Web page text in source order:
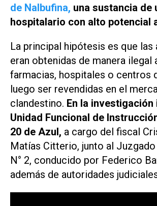
de Nalbufina, una sustancia de
hospitalario con alto potencial
La principal hipótesis es que las
eran obtenidas de manera ilegal
farmacias, hospitales o centros
luego ser revendidas en el
clandestino. En la
Unidad Funcional de
20 de Azul, a cargo del fiscal
Matías Citterio, junto al Juzgado
N° 2, conducido por Federico
además de autoridades